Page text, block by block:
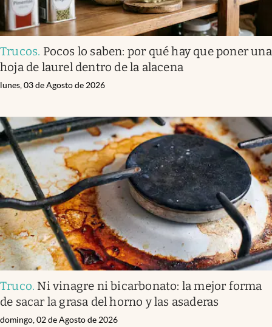
Trucos. Pocos lo saben: por qué hay que poner una
hoja de laurel dentro de la alacena
lunes, 03 de Agosto de 2026
Truco. Ni vinagre ni bicarbonato: la mejor forma
de sacar la grasa del horno y las asaderas
domingo, 02 de Agosto de 2026